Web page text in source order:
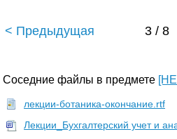
< Предыдущая 3 / 8
Соседние файлы в предмете
лекции-ботаника-окончание.rtf
Лекции_Бухгалтерский учет и